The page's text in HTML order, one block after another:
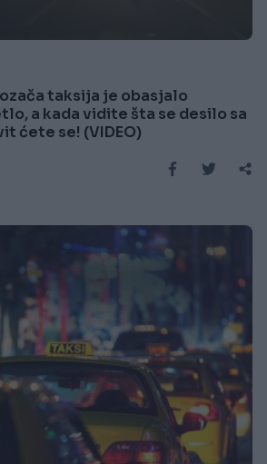
taksija je obasjalo
a kada vidite šta se desilo sa
ćete se! (VIDEO)